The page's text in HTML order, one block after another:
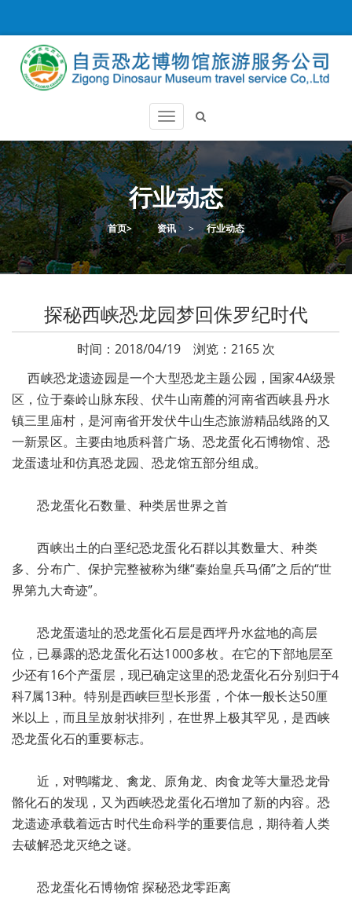
行业动态
首页> 资讯 > 行业动态
探秘西峡恐龙园梦回侏罗纪时代
时间：2018/04/19 浏览：2165 次
西峡恐龙遗迹园是一个大型恐龙主题公园，国家4A级景
区，位于秦岭山脉东段、伏牛山南麓的河南省西峡县丹水
镇三里庙村，是河南省开发伏牛山生态旅游精品线路的又
一新景区。主要由地质科普广场、恐龙蛋化石博物馆、恐
龙蛋遗址和仿真恐龙园、恐龙馆五部分组成。
恐龙蛋化石数量、种类居世界之首
西峡出土的白垩纪恐龙蛋化石群以其数量大、种类
多、分布广、保护完整被称为继“秦始皇兵马俑”之后的“世
界第九大奇迹”。
恐龙蛋遗址的恐龙蛋化石层是西坪丹水盆地的高层
位，已暴露的恐龙蛋化石达1000多枚。在它的下部地层至
少还有16个产蛋层，现已确定这里的恐龙蛋化石分别归于4
科7属13种。特别是西峡巨型长形蛋，个体一般长达50厘
米以上，而且呈放射状排列，在世界上极其罕见，是西峡
恐龙蛋化石的重要标志。
近，对鸭嘴龙、禽龙、原角龙、肉食龙等大量恐龙骨
骼化石的发现，又为西峡恐龙蛋化石增加了新的内容。恐
龙遗迹承载着远古时代生命科学的重要信息，期待着人类
去破解恐龙灭绝之谜。
恐龙蛋化石博物馆 探秘恐龙零距离